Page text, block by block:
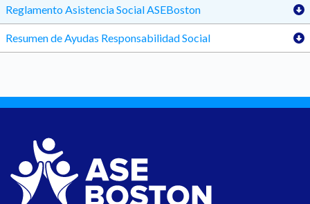
Reglamento Asistencia Social ASEBoston
Resumen de Ayudas Responsabilidad Social